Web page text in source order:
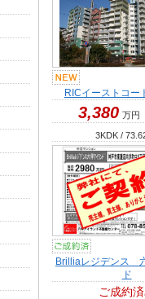
RICイーストコー
3,380 万円
3KDK /
Brilliaレジデンス
ド
ご成約